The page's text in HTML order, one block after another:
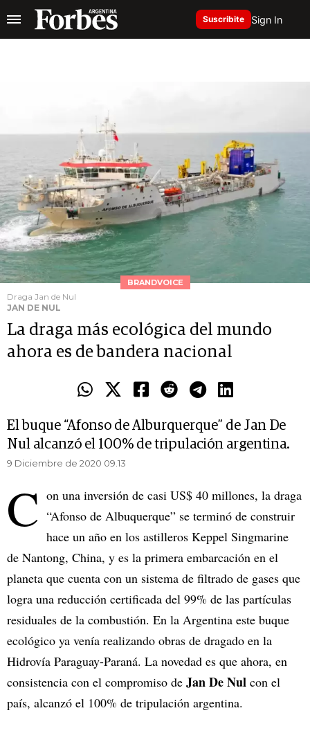
Suscribite Sign In
BRANDVOICE
Draga Jan de Nul
JAN DE NUL
La draga más ecológica del mundo
ahora es de bandera nacional
El buque “Afonso de Alburquerque” de Jan De
Nul alcanzó el 100% de tripulación argentina.
9 Diciembre de 2020 09.13
C on una inversión de casi US$ 40 millones, la draga
“Afonso de Albuquerque” se terminó de construir
hace un año en los astilleros Keppel Singmarine
de Nantong, China, y es la primera embarcación en el
planeta que cuenta con un sistema de filtrado de gases que
logra una reducción certificada del 99% de las partículas
residuales de la combustión. En la Argentina este buque
ecológico ya venía realizando obras de dragado en la
Hidrovía Paraguay-Paraná. La novedad es que ahora, en
consistencia con el compromiso de Jan De Nul con el
país, alcanzó el 100% de tripulación argentina.